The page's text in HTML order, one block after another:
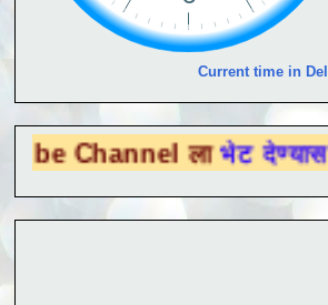
Current time in
लाभेट देण्यासाठी येथे